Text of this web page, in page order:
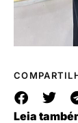
Leia